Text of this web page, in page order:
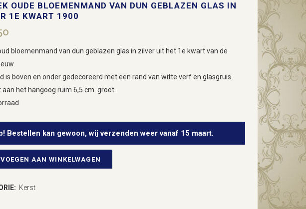
OUDE BLOEMENMAND VAN DUN GEBLAZEN GLAS IN
1E KWART 1900
bloemenmand van dun geblazen glas in zilver uit het 1e kwart van de
is boven en onder gedecoreerd met een rand van witte verf en glasgruis.
aan het hangoog ruim 6,5 cm. groot.
Bestellen kan gewoon, wij verzenden weer vanaf 15 maart.
AAN WINKELWAGEN
Kerst